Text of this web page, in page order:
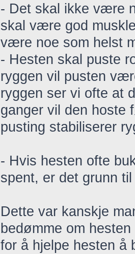
- Det skal ikke være
skal være god
være noe som helst
- Hesten skal puste
ryggen vil pusten
ryggen ser vi ofte at
ganger vil den hoste
pusting stabiliserer
- Hvis hesten ofte
spent, er det grunn
Dette var kanskje
bedømme om
for å hjelpe hesten å